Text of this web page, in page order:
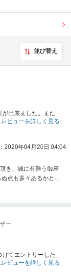
並び替え
が出来ました。また
レビューを詳しく見る
2020年04月20日 04:04
き、誠に有難う御座
点も多々あるかと存
ー
けてエントリーした
レビューを詳しく見る